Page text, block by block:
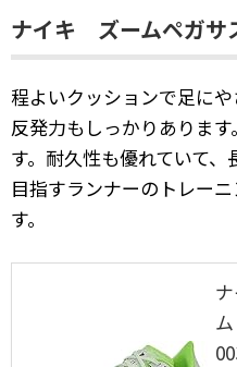
ナイキ ズームペガサ
程よいクッションで足に
反発力もしっかりありま
す。耐久性も優れていて
目指すランナーのトレー
す。